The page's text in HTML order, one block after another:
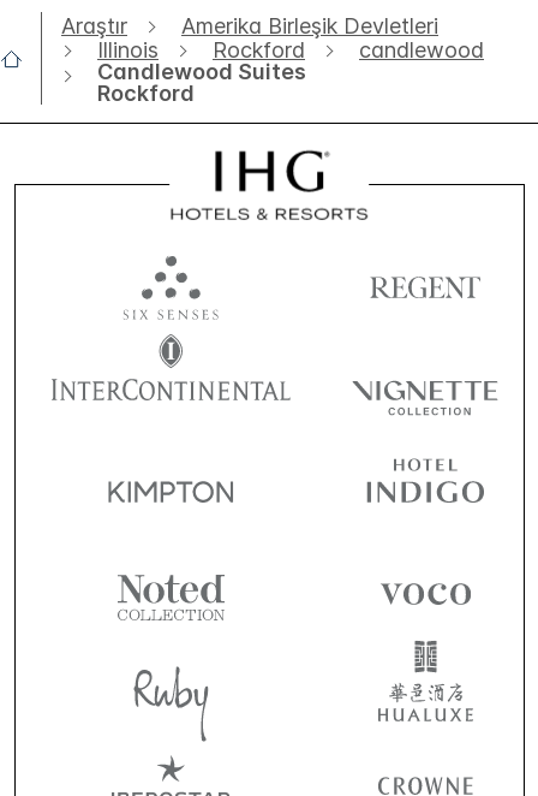
Araştır
Amerika Birleşik Devletleri
Illinois
Rockford
candlewood
Candlewood Suites
Rockford